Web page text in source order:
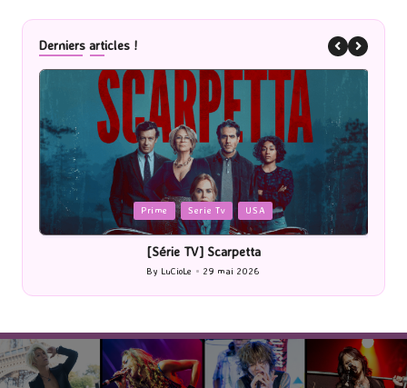
Derniers articles !
Posted
in
Prime Serie Tv USA
[Série TV] Scarpetta
Posted
by
By LuCioLe 29 mai 2026